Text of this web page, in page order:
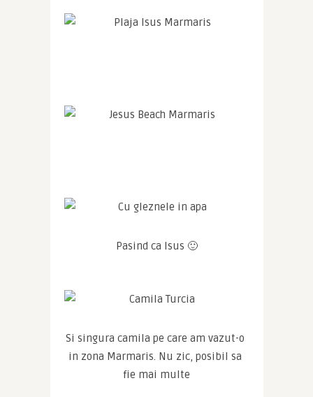
Pasind ca Isus 🙂
Si singura camila pe care am vazut-o
in zona Marmaris. Nu zic, posibil sa
fie mai multe